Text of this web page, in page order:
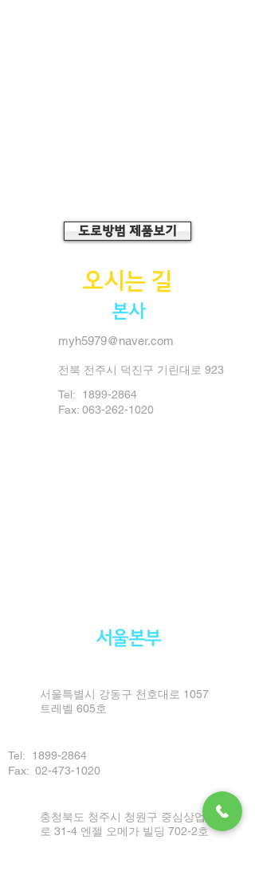
도로방범 제품보기
오시는 길
본사
myh5979@naver.com
전북 전주시 덕진구 기린대로 923
Tel: 1899-2864
Fax: 063-262-1020
서울본부
서울특별시 강동구 천호대로 1057
트레벨 605호
Tel: 1899-2864
Fax: 02-473-1020
충청북도 청주시 청원구 중심상업
로 31-4 엔젤 오메가 빌딩 702-2호